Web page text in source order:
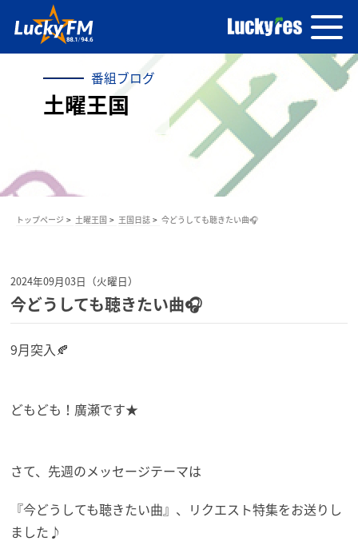
番組ブログ
土曜王国
トップページ 土曜王国 王国日誌 今どうしても聴きたい曲🎧
2024年09月03日（火曜日）
今どうしても聴きたい曲🎧
9月突入🍂
どもども！廣瀬です★
さて、先週のメッセージテーマは
『今どうしても聴きたい曲』、リクエスト特集をお送りし
ました♪